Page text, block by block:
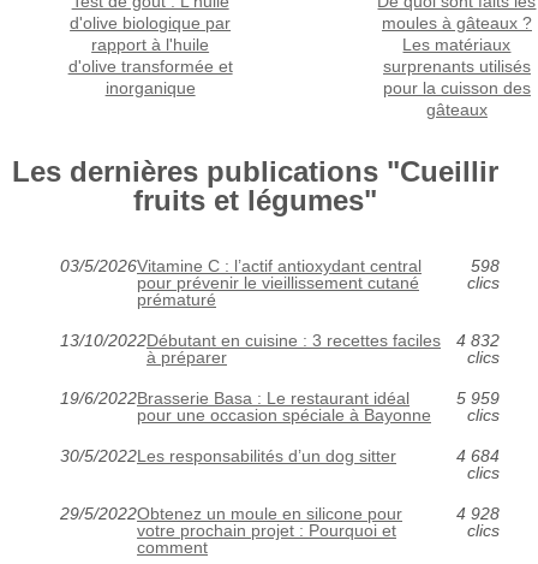
d'olive biologique par
rapport à l'huile
d'olive transformée et
inorganique
moules à gâteaux ?
Les matériaux
surprenants utilisés
pour la cuisson des
gâteaux
Les dernières publications "Cueillir
fruits et légumes"
03/5/2026Vitamine C : l’actif antioxydant central
pour prévenir le vieillissement cutané
prématuré
598
clics
13/10/2022Débutant en cuisine : 3 recettes faciles
à préparer
4 832
clics
19/6/2022Brasserie Basa : Le restaurant idéal
pour une occasion spéciale à Bayonne
5 959
clics
30/5/2022Les responsabilités d’un dog sitter
4 684
clics
29/5/2022Obtenez un moule en silicone pour
votre prochain projet : Pourquoi et
comment
4 928
clics